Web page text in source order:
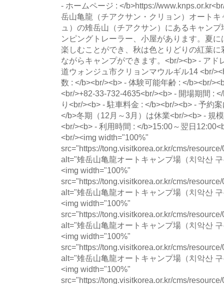
- ホームページ : </b>https://
岳山亀龍（チアクサン・クリョン）オート
ュ）の雉岳山（チアクサン）にあるキャン
ンピングトレーラー、小屋があります。夏
楽しむことができ、秋は色とりどりの紅葉
ながらキャンプができます。<br/><b> - アド
道ウォンジュ市クリョンマウルギル14 <br/
数 : </b><br/><b> - 体験可能年齢 : </b><br/
<br/>+82-33-732-4635<br/><b> - 開場期間 :
り<br/><b> - 駐車料金 : </b><br/><b> - 予約
</b>冬期（12月～3月）は休業<br/><b> - 規
<br/><b> - 利用時間 : </b>15:00～翌日
<br/><img width="100%"
src="https://tong.visitkorea.or.kr/cms/
alt="雉岳山亀龍オートキャンプ場（치악산
<img width="100%"
src="https://tong.visitkorea.or.kr/cms/
alt="雉岳山亀龍オートキャンプ場（치악산
<img width="100%"
src="https://tong.visitkorea.or.kr/cms/
alt="雉岳山亀龍オートキャンプ場（치악산
<img width="100%"
src="https://tong.visitkorea.or.kr/cms/
alt="雉岳山亀龍オートキャンプ場（치악산
<img width="100%"
src="https://tong.visitkorea.or.kr/cms/